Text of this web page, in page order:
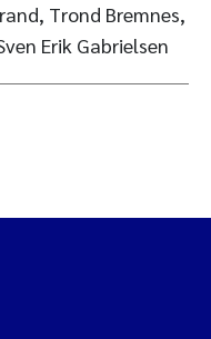
Trond Bremnes,
Erik Gabrielsen